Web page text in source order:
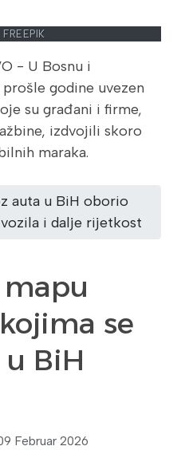
- U Bosnu i
godine uvezen
su građani i firme,
izdvojili skoro
maraka.
auta u BiH oborio
i dalje rijetkost
se
BiH
Februar 2026